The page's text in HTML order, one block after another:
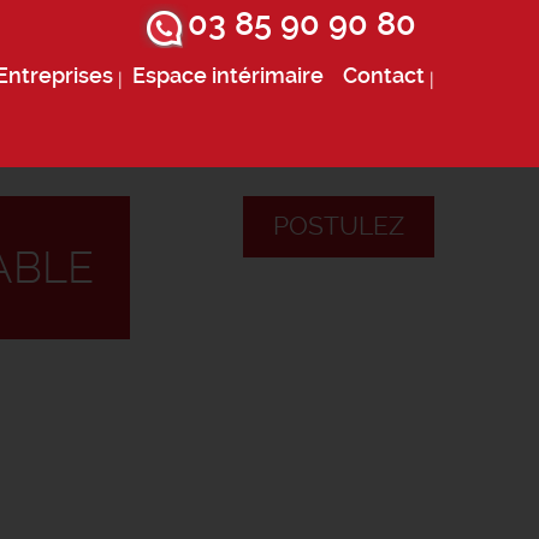
03 85 90 90 80
Espace intérimaire Contact
POSTULEZ